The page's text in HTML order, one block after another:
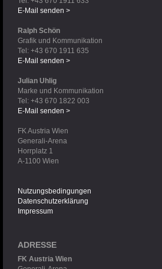
E-Mail senden >
Ralph Schön
Grafik und Kommunikation
Tel: +43 670 1911 635
E-Mail senden >
Julian Uhlig
Marke und Kommunikation
Tel: +43 670 1822 003
E-Mail senden >
FK Austria Wien
Generali-Arena
Horrplatz 1
A-1100 Wien
Nutzungsbedingungen
Datenschutzerklärung
Impressum
ADRESSE
FK Austria Wien